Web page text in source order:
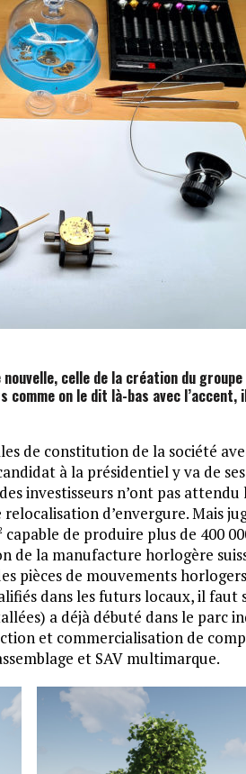
nouvelle, celle de la création du
on le dit là-bas avec
de constitution de la société
à la présidentiel y va de
investisseurs n’ont pas
d’envergure. Mais
capable de produire plus de 400
de la manufacture horlogère
pièces de mouvements
dans les futurs locaux, il faut
a déjà débuté dans le parc
et commercialisation de
et SAV multimarque.